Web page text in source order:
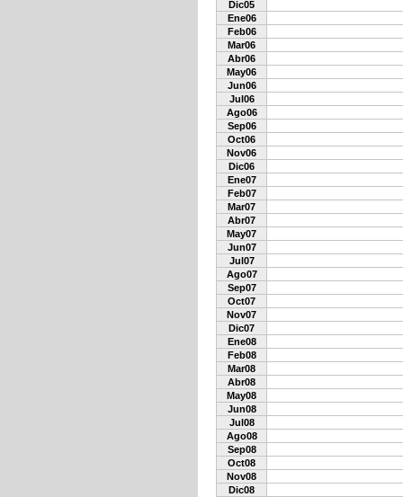
Dic05
Ene06
Feb06
Mar06
Abr06
May06
Jun06
Jul06
Ago06
Sep06
Oct06
Nov06
Dic06
Ene07
Feb07
Mar07
Abr07
May07
Jun07
Jul07
Ago07
Sep07
Oct07
Nov07
Dic07
Ene08
Feb08
Mar08
Abr08
May08
Jun08
Jul08
Ago08
Sep08
Oct08
Nov08
Dic08